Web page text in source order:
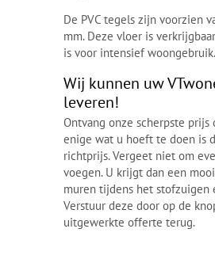
De PVC tegels zijn voorzien
mm. Deze vloer is
is voor intensief woongebruik.
Wij kunnen uw
leveren!
Ontvang onze scherpste
enige wat u hoeft te doen is
richtprijs. Vergeet niet om
voegen. U krijgt dan een
muren tijdens het stofzuigen
Verstuur deze door op de
uitgewerkte offerte terug.